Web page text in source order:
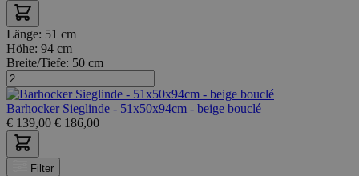
Länge: 51 cm
Höhe: 94 cm
Breite/Tiefe: 50 cm
Barhocker Sieglinde - 51x50x94cm - beige bouclé
€ 139,00 € 186,00
Filter